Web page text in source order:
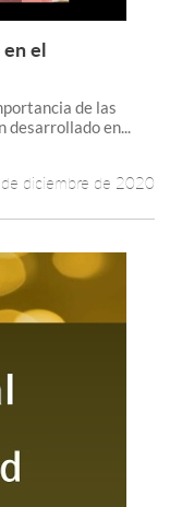
más +
el
de las
desarrollado en...
diciembre de 2020